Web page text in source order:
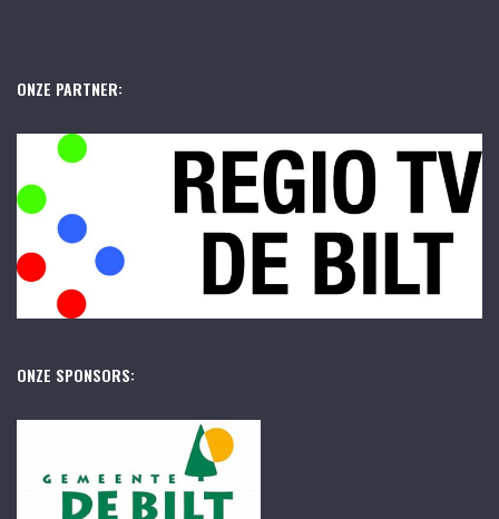
ONZE PARTNER:
ONZE SPONSORS: